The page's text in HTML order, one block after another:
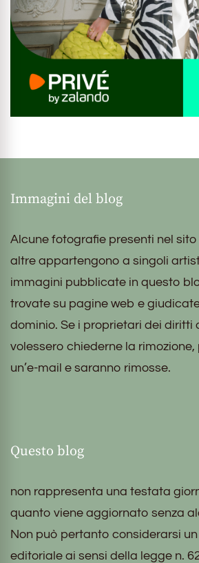
Immagini del blog
Alcune fotografie presenti nel
altre appartengono a singoli
immagini pubblicate in questo
trovate su pagine web e
dominio. Se i proprietari dei diritti
volessero chiederne la
un’e-mail e saranno rimosse.
Questo blog
non rappresenta una testata
quanto viene aggiornato senza
Non può pertanto considerarsi
editoriale ai sensi della legge n.